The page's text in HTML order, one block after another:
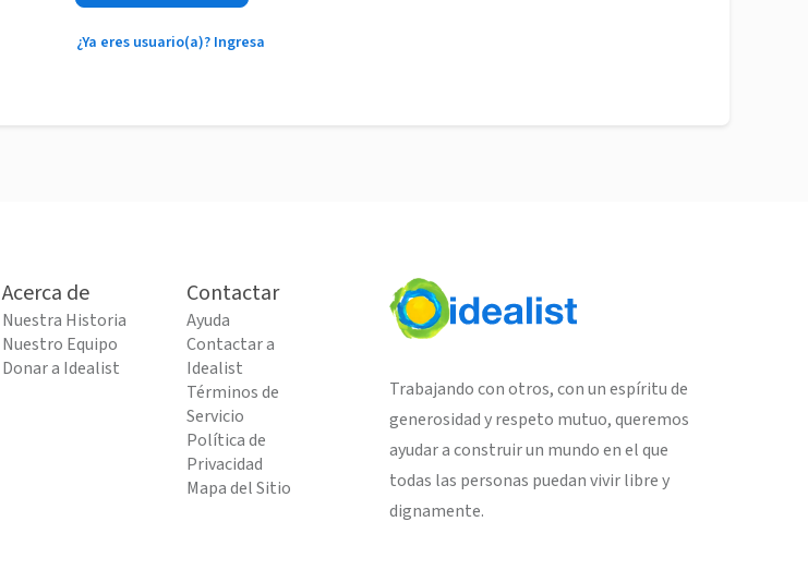
¿Ya eres usuario(a)? Ingresa
Acerca de
Nuestra Historia
Nuestro Equipo
Donar a Idealist
Contactar
Ayuda
Contactar a
Idealist
Términos de
Servicio
Política de
Privacidad
Mapa del Sitio
Trabajando con otros, con un espíritu de
generosidad y respeto mutuo, queremos
ayudar a construir un mundo en el que
todas las personas puedan vivir libre y
dignamente.